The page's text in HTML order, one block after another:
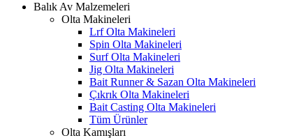
Balık Av Malzemeleri
Olta Makineleri
Lrf Olta Makineleri
Spin Olta Makineleri
Surf Olta Makineleri
Jig Olta Makineleri
Bait Runner & Sazan Olta Makineleri
Çıkrık Olta Makineleri
Bait Casting Olta Makineleri
Tüm Ürünler
Olta Kamışları